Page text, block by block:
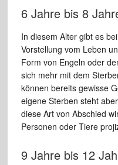
6 Jahre bis 8
In diesem Alter gibt es
Vorstellung vom Leben
Form von Engeln oder
sich mehr mit dem
können bereits gewisse
eigene Sterben steht
diese Art von Abschied
Personen oder Tiere
9 Jahre bis 12